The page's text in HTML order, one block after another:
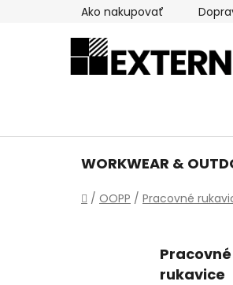
Ako nakupovať
WORKWEAR &
Domov
/ OOPP / Pracovné
rukavice